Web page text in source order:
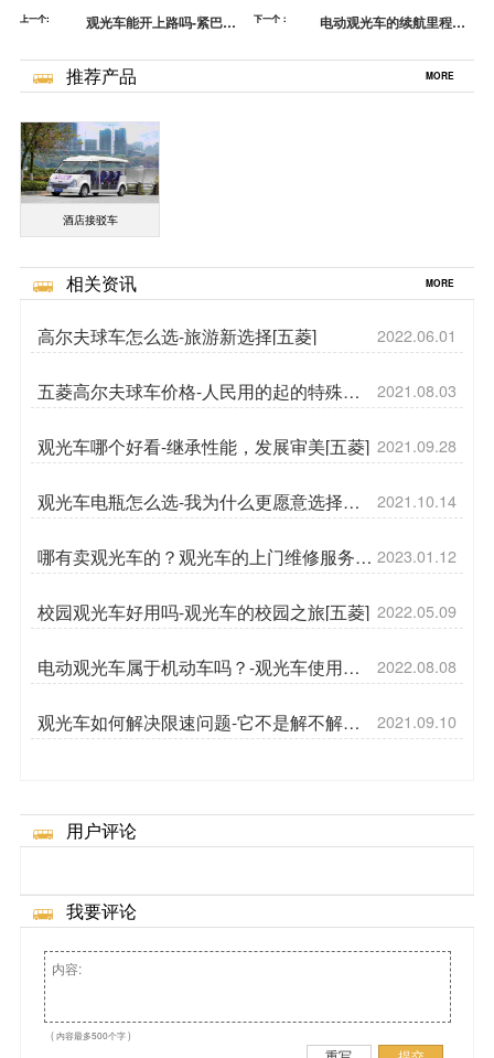
上一个:
观光车能开上路吗-紧巴巴
下一个：
电动观光车的续航里程是
菱]
推荐产品 MORE
酒店接驳车
相关资讯 MORE
高尔夫球车怎么选-旅游新选择[五菱] 2022.06.01
五菱高尔夫球车价格-人民用的起的特殊场
地车[五菱]
2021.08.03
观光车哪个好看-继承性能，发展审美[五菱] 2021.09.28
观光车电瓶怎么选-我为什么更愿意选择电
动[五菱]
2021.10.14
哪有卖观光车的？观光车的上门维修服务
[五菱]
2023.01.12
校园观光车好用吗-观光车的校园之旅[五菱] 2022.05.09
电动观光车属于机动车吗？-观光车使用须
知[五菱]
2022.08.08
观光车如何解决限速问题-它不是解不解决
的问题，它是那种[五菱]
2021.09.10
用户评论
我要评论
( 内容最多500个字 )